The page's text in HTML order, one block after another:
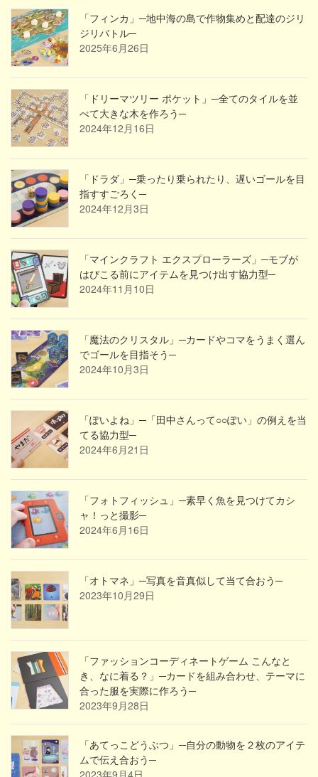
「フィンカ」─地中海の島で作物集めと配達のジリ
ジリバトル─
2025年6月26日
「ドリーマツリー ポケット」─全てのタイルを並
べて大きな木を作ろう─
2024年12月16日
「ドラダ」─乗ったり乗られたり、遅いゴールを目
指すすごろく─
2024年12月3日
「マインクラフト エクスプローラーズ」─モブが
はびこる前にアイテムを見つけ出す協力型─
2024年11月10日
「魔法のクリスタル」─カードやコマをうまく選ん
でゴールを目指そう─
2024年10月3日
「ぽいよね」─「田中さんって○○ぽい」の例えを当
てる協力型─
2024年6月21日
「フォトフィッシュ」─素早く魚を見つけてカシ
ャ！っと撮影─
2024年6月16日
「オトマネ」─写真を音真似して当て合おう─
2023年10月29日
「ファッションコーディネートゲーム こんなと
き、なに着る？」─カードを組み合わせ、テーマに
合った服を実際に作ろう─
2023年9月28日
「あてっこどうぶつ」─自分の動物を２枚のアイテ
ムで伝え合おう─
2023年9月4日